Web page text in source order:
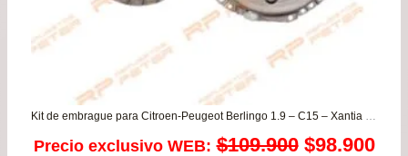
Kit de embrague para Citroen-Peugeot Berlingo 1.9 – C15 – Xantia – Xsara – 405 – 406 1.6/1.8 – Partner 1.9
Precio exclusivo WEB: $109.900 El
$98.900El